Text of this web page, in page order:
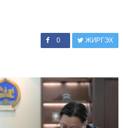
0 ЖИРГЭХ